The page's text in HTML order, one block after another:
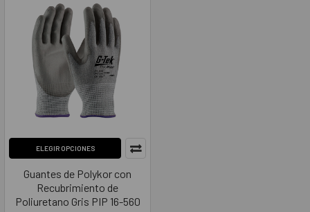
ELEGIR OPCIONES
Guantes de Polykor con
Recubrimiento de
Poliuretano Gris PIP 16-560